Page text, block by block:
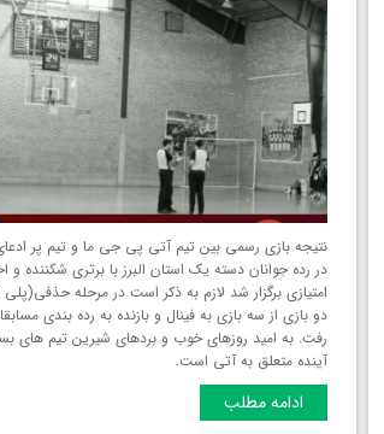
نتیجه بازی رسمی بین تیم آتی پی جی ما و تیم پر ادعای
در رده جوانان دسته یک استان البرز با برتری شکننده و
امتیازی برگزار شد لازم به ذکر است در مرحله
دو بازی از سه بازی به فینال و بازنده به رده بندی
رفت. به امید روزهای خوب و بردهای شیرین تیم های
آینده متعلق به آتی است.
ادامه مطلب